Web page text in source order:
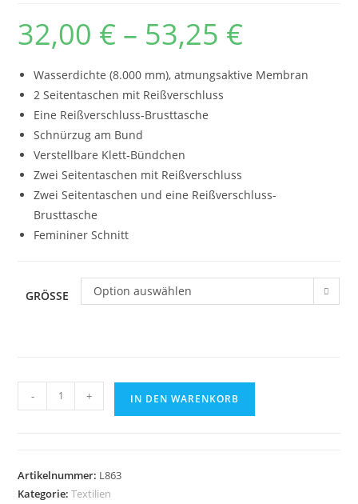
32,00 € – 53,25 €
Wasserdichte (8.000 mm), atmungsaktive Membran
2 Seitentaschen mit Reißverschluss
Eine Reißverschluss-Brusttasche
Schnürzug am Bund
Verstellbare Klett-Bündchen
Zwei Seitentaschen mit Reißverschluss
Zwei Seitentaschen und eine Reißverschluss-
Brusttasche
Femininer Schnitt
GRÖSSE Option auswählen
Softshelljacke
Women
ROYALBLAU
Menge
- + IN DEN WARENKORB
Artikelnummer: L863
Kategorie:Textilien